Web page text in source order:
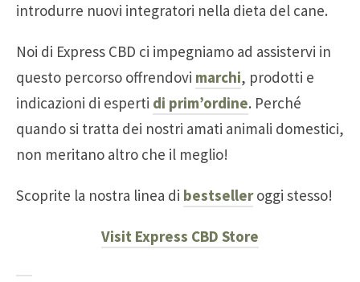
introdurre nuovi integratori nella dieta del cane.
Noi di Express CBD ci impegniamo ad assistervi in
questo percorso offrendovi marchi, prodotti e
indicazioni di esperti di prim’ordine. Perché
quando si tratta dei nostri amati animali domestici,
non meritano altro che il meglio!
Scoprite la nostra linea di bestselleroggi stesso!
Visit Express CBD Store